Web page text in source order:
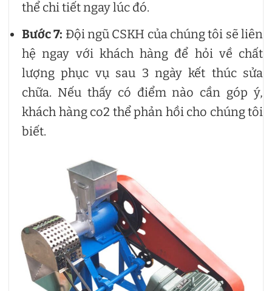
thể chi tiết ngay lúc đó.
Bước 7: Đội ngũ CSKH của chúng tôi sẽ liên
hệ ngay với khách hàng để hỏi về chất
lượng phục vụ sau 3 ngày kết thúc sửa
chữa. Nếu thấy có điểm nào cần góp ý,
khách hàng co2 thể phản hồi cho chúng tôi
biết.